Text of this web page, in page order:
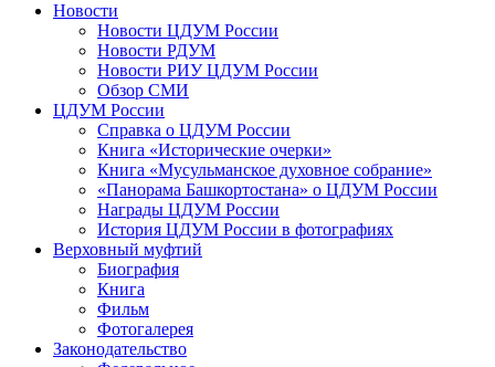
Новости
Новости ЦДУМ России
Новости РДУМ
Новости РИУ ЦДУМ России
Обзор СМИ
ЦДУМ России
Справка о ЦДУМ России
Книга «Исторические очерки»
Книга «Мусульманское духовное собрание»
«Панорама Башкортостана» о ЦДУМ России
Награды ЦДУМ России
История ЦДУМ России в фотографиях
Верховный муфтий
Биография
Книга
Фильм
Фотогалерея
Законодательство